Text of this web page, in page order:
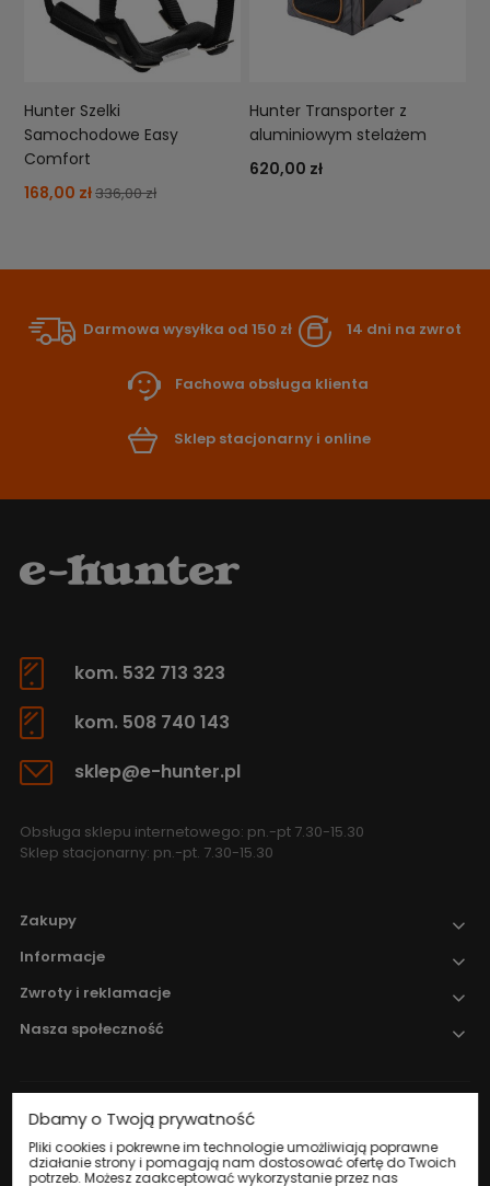
Hunter Szelki
Samochodowe Easy
Comfort
168,00 zł336,00 zł
Hunter Transporter z
aluminiowym stelażem
620,00 zł
Darmowa wysyłka od 150 zł 14 dni na zwrot
Fachowa obsługa klienta
Sklep stacjonarny i online
kom. 532 713 323
kom. 508 740 143
sklep@e-hunter.pl
Obsługa sklepu internetowego: pn.-pt 7.30-15.30
Sklep stacjonarny: pn.-pt. 7.30-15.30
Zakupy
Informacje
Zwroty i reklamacje
Nasza społeczność
Nadzór nad obrotem produktami
leczniczymi weterynaryjnymi sprawuje
Wojewódzki Inspektorat Weterynarii w
Dbamy o Twoją prywatność
Pliki cookies i pokrewne im technologie umożliwiają poprawne
działanie strony i pomagają nam dostosować ofertę do Twoich
potrzeb. Możesz zaakceptować wykorzystanie przez nas